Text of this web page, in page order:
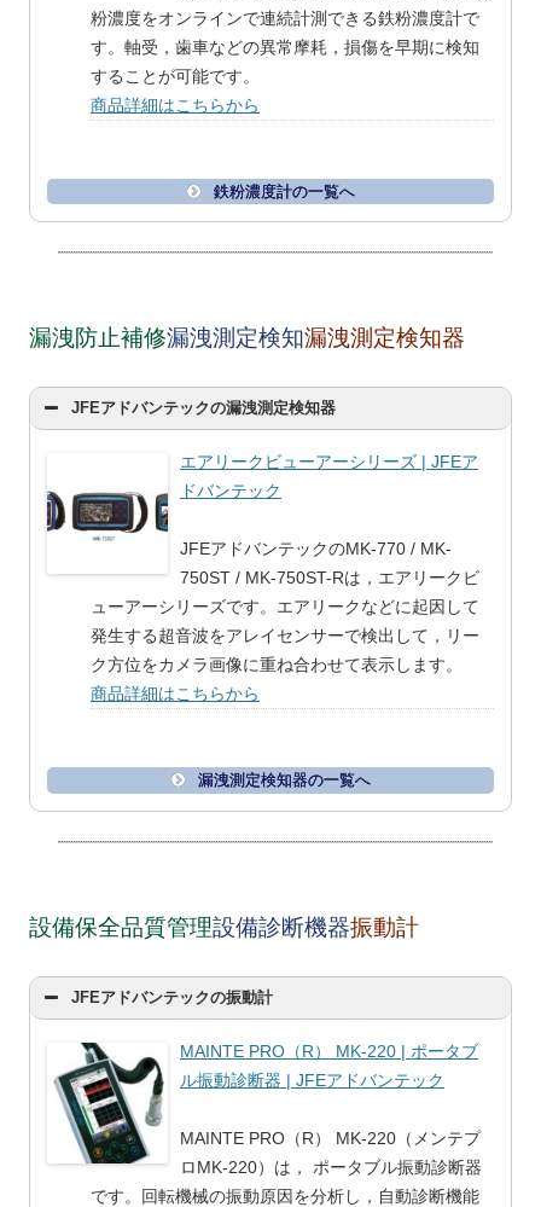
粉濃度をオンラインで連続計測できる鉄粉濃度計で
す。軸受，歯車などの異常摩耗，損傷を早期に検知
することが可能です。
商品詳細はこちらから
鉄粉濃度計の一覧へ
漏洩防止補修漏洩測定検知漏洩測定検知器
JFEアドバンテックの漏洩測定検知器
エアリークビューアーシリーズ | JFEア
ドバンテック
JFEアドバンテックのMK-770 / MK-
750ST / MK-750ST-Rは，エアリークビ
ューアーシリーズです。エアリークなどに起因して
発生する超音波をアレイセンサーで検出して，リー
ク方位をカメラ画像に重ね合わせて表示します。
商品詳細はこちらから
漏洩測定検知器の一覧へ
設備保全品質管理設備診断機器振動計
JFEアドバンテックの振動計
MAINTE PRO（R） MK-220 | ポータブ
ル振動診断器 | JFEアドバンテック
MAINTE PRO（R） MK-220（メンテプ
ロMK-220）は， ポータブル振動診断器
です。回転機械の振動原因を分析し，自動診断機能